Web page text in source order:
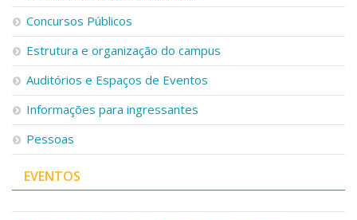
Concursos Públicos
Estrutura e organização do campus
Auditórios e Espaços de Eventos
Informações para ingressantes
Pessoas
EVENTOS